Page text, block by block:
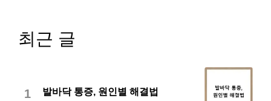
최근 글
1 발바닥 통증, 원인별 해결법